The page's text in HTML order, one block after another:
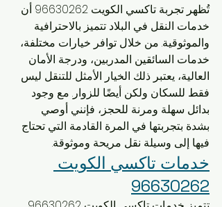
تُظهر تجربة تاكسي الكويت 96630262 أن
خدمات النقل في البلاد تتميز بالاحترافية
والموثوقية. من خلال توافر خيارات مختلفة،
خدمات السائقين المدربين، ودرجة الأمان
العالية، يعتبر ذلك الخيار الأمثل للتنقل ليس
فقط للسكان ولكن أيضًا للزوار. مع وجود
بدائل سهلة ومرنة للحجز، فإنني أوصي
بشدة بتجربتها في المرة القادمة التي تحتاج
فيها إلى وسيلة نقل مريحة وموثوقة.
خدمات تاكسي الكويت
96630262